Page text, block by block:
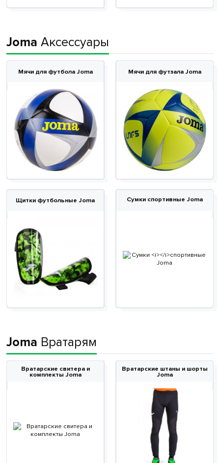
Joma Аксессуары
Мячи для футбола Joma Мячи для футзала Joma
Щитки футбольные Joma Сумки спортивные Joma
Joma Вратарям
Вратарские свитера и
комплекты Joma
Вратарские штаны и шорты
Joma